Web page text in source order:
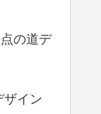
の道デ
ザイン